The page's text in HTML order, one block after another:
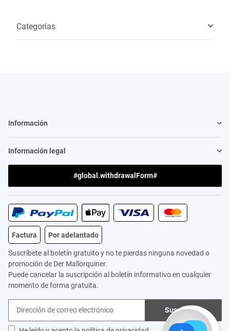
Categorías
Información
Información legal
#global.withdrawalForm#
Factura Por adelantado
Suscríbete al boletín gratuito y no te pierdas ninguna novedad o
promoción de Der Mallorquiner.
Puede cancelar la suscripción al boletín informativo en cualquier
momento de forma gratuita.
Suscribirse